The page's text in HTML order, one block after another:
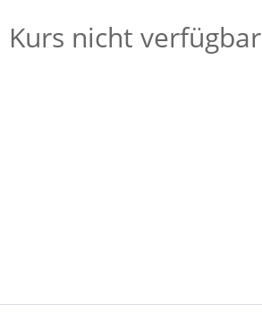
Kurs nicht verfügbar